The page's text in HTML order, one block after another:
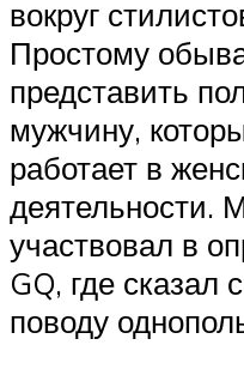
вокруг
Простому
представить
мужчину,
работает в
деятельности.
участвовал в
GQ, где сказал
поводу